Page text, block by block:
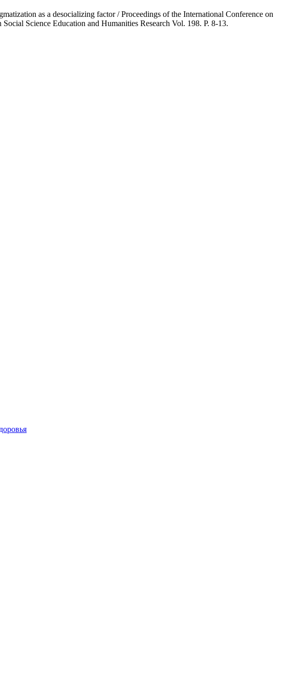
as a desocializing factor / Proceedings of the International Conference on
Science Education and Humanities Research Vol. 198. P. 8-13.